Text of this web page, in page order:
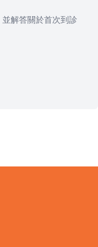
解答關於首次到診